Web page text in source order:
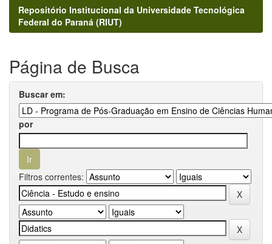
Repositório Institucional da Universidade Tecnológica
Federal do Paraná (RIUT)
Página de Busca
Buscar em:
por
Filtros correntes: